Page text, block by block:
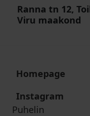
Ranna tn 12,
Viru maakond
Homepage
Instagram
Puhelin